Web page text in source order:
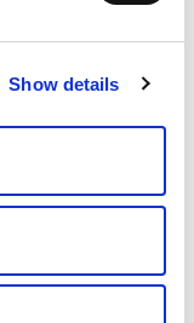
Show details